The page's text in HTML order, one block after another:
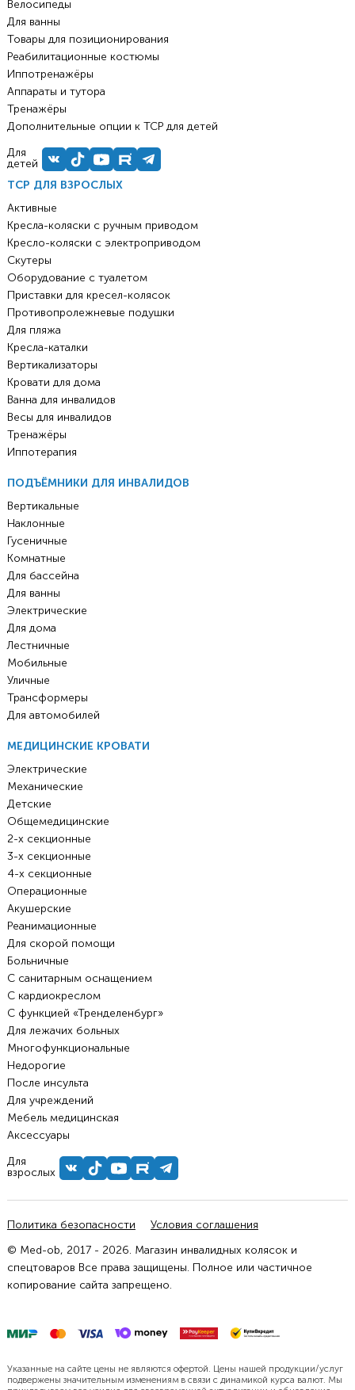
ТСР ДЛЯ ВЗРОСЛЫХ
Активные
Кресла-коляски с ручным приводом
Кресло-коляски с электроприводом
Скутеры
Оборудование с туалетом
Приставки для кресел-колясок
Противопролежневые подушки
Для пляжа
Кресла-каталки
Вертикализаторы
Кровати для дома
Ванна для инвалидов
Весы для инвалидов
Тренажёры
Иппотерапия
ПОДЪЁМНИКИ ДЛЯ ИНВАЛИДОВ
Вертикальные
Наклонные
Гусеничные
Комнатные
Для бассейна
Для ванны
Электрические
Для дома
Лестничные
Мобильные
Уличные
Трансформеры
Для автомобилей
МЕДИЦИНСКИЕ КРОВАТИ
Электрические
Механические
Детские
Общемедицинские
2-х секционные
3-х секционные
4-х секционные
Операционные
Акушерские
Реанимационные
Для скорой помощи
Больничные
С санитарным оснащением
С кардиокреслом
С функцией «Тренделенбург»
Для лежачих больных
Многофункциональные
Недорогие
После инсульта
Для учреждений
Мебель медицинская
Аксессуары
Для
взрослых
Велосипеды
Для ванны
Товары для позиционирования
Реабилитационные костюмы
Иппотренажёры
Аппараты и тутора
Тренажёры
Дополнительные опции к ТСР для детей
Для
детей
Политика безопасности
Условия соглашения
© Med-ob, 2017 - 2026. Магазин инвалидных колясок и
спецтоваров Все права защищены. Полное или частичное
копирование сайта запрещено.
Указанные на сайте цены не являются офертой. Цены нашей продукции/услуг
подвержены значительным изменениям в связи с динамикой курса валют. Мы